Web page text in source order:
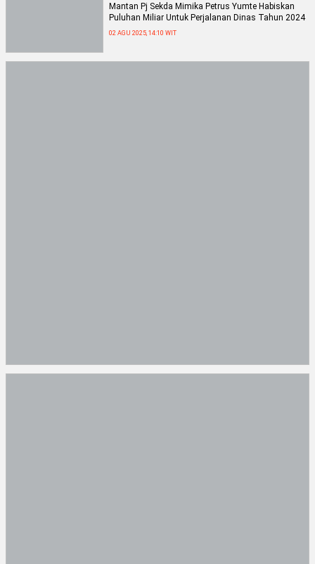
Mantan Pj Sekda Mimika Petrus Yumte Habiskan
Puluhan Miliar Untuk Perjalanan Dinas Tahun 2024
02 AGU 2025, 14:10 WIT